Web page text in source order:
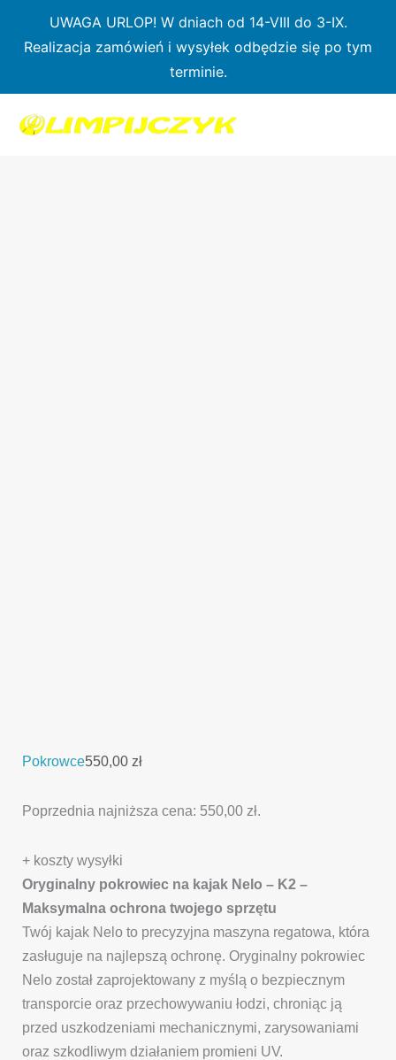
UWAGA URLOP! W dniach od 14-VIII do 3-IX.
Realizacja zamówień i wysyłek odbędzie się po tym
terminie.
Pokrowce550,00 zł
Poprzednia najniższa cena: 550,00 zł.
+ koszty wysyłki
Oryginalny pokrowiec na kajak Nelo – K2 –
Maksymalna ochrona twojego sprzętu
Twój kajak Nelo to precyzyjna maszyna regatowa, która
zasługuje na najlepszą ochronę. Oryginalny pokrowiec
Nelo został zaprojektowany z myślą o bezpiecznym
transporcie oraz przechowywaniu łodzi, chroniąc ją
przed uszkodzeniami mechanicznymi, zarysowaniami
oraz szkodliwym działaniem promieni UV.
Oryginalny